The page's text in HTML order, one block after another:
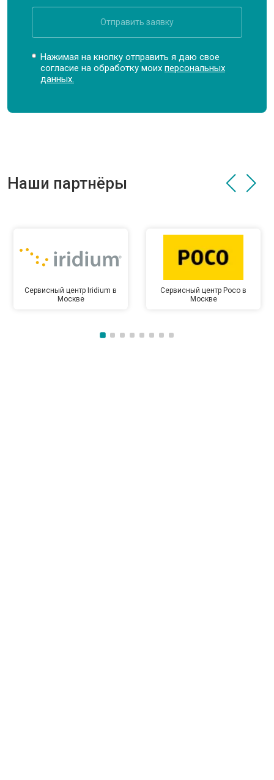
Отправить заявку
Нажимая на кнопку отправить я даю свое
согласие на обработку моихперсональных
данных.
Наши партнёры
Сервисный центр Iridium в
Москве
Сервисный центр Poco в
Москве